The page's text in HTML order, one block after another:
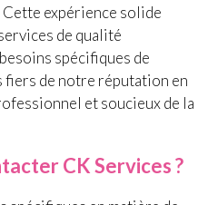
expérience solide
de qualité
spécifiques de
fiers de notre réputation en
et soucieux de la
CK Services ?